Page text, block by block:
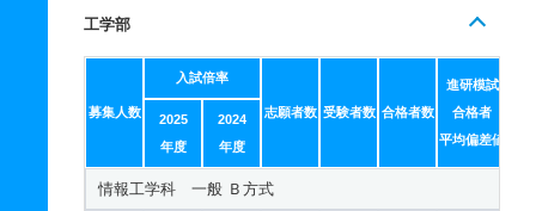
46人 63.80
応用数学科 一般 共テ Ａ方式４教科型
2.60倍 1.90倍
応用化学科 一般 Ｂ方式
46人 3.50倍 3.50倍 1378人
工学部
募集人数
入試倍率
志願者数 受験者数 合格者数
進研模試
合格者
平均偏差値
2025
年度
2024
年度
情報工学科 一般 Ｂ方式